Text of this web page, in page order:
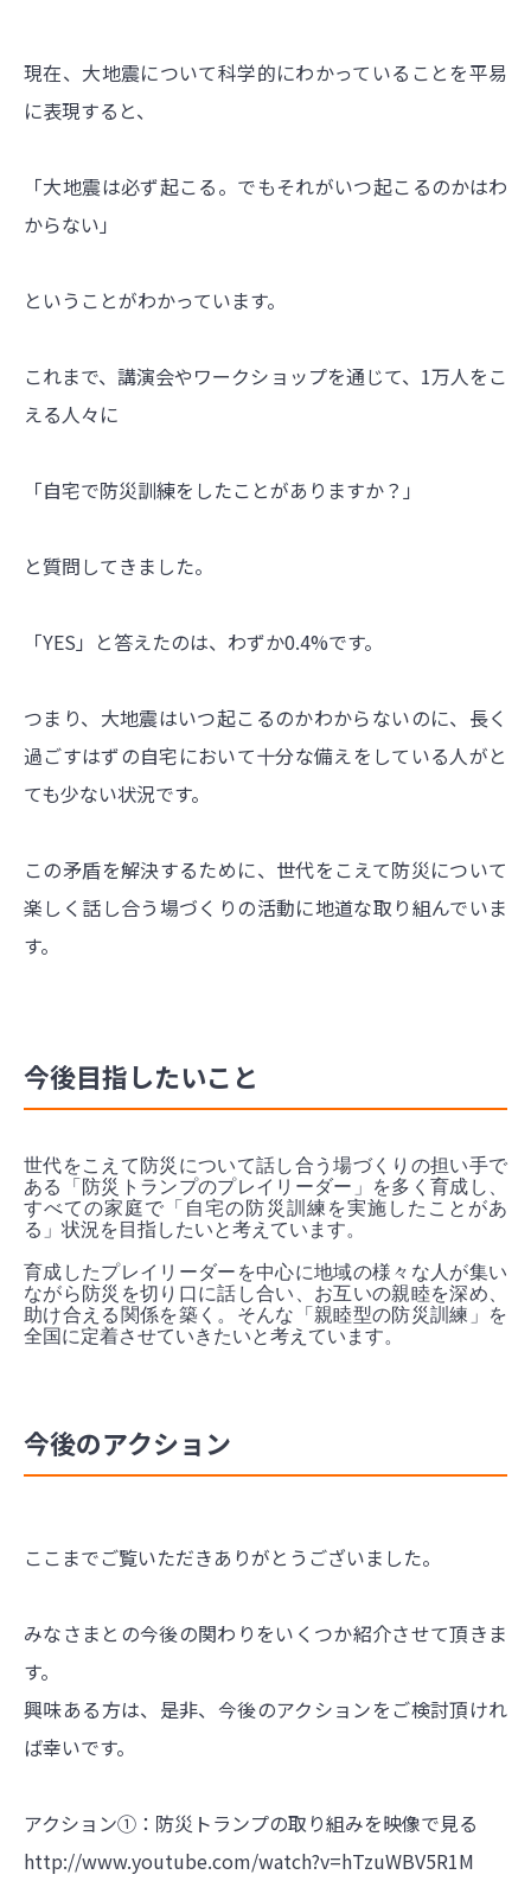
現在、大地震について科学的にわかっていることを平易
に表現すると、
「大地震は必ず起こる。でもそれがいつ起こるのかはわ
からない」
ということがわかっています。
これまで、講演会やワークショップを通じて、1万人をこ
える人々に
「自宅で防災訓練をしたことがありますか？」
と質問してきました。
「YES」と答えたのは、わずか0.4%です。
つまり、大地震はいつ起こるのかわからないのに、長く
過ごすはずの自宅において十分な備えをしている人がと
ても少ない状況です。
この矛盾を解決するために、世代をこえて防災について
楽しく話し合う場づくりの活動に地道な取り組んでいま
す。
今後目指したいこと
世代をこえて防災について話し合う場づくりの担い手で
ある「防災トランプのプレイリーダー」を多く育成し、
すべての家庭で「自宅の防災訓練を実施したことがあ
る」状況を目指したいと考えています。
育成したプレイリーダーを中心に地域の様々な人が集い
ながら防災を切り口に話し合い、お互いの親睦を深め、
助け合える関係を築く。そんな「親睦型の防災訓練」を
全国に定着させていきたいと考えています。
今後のアクション
ここまでご覧いただきありがとうございました。
みなさまとの今後の関わりをいくつか紹介させて頂きま
す。
興味ある方は、是非、今後のアクションをご検討頂けれ
ば幸いです。
アクション①：防災トランプの取り組みを映像で見る
http://www.youtube.com/watch?v=hTzuWBV5R1M